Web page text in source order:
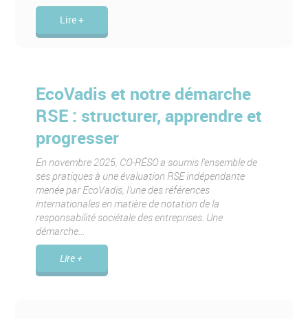
Lire +
EcoVadis et notre démarche
RSE : structurer, apprendre et
progresser
En novembre 2025, CO-RÉSO a soumis l'ensemble de
ses pratiques à une évaluation RSE indépendante
menée par EcoVadis, l'une des références
internationales en matière de notation de la
responsabilité sociétale des entreprises. Une
démarche...
Lire +